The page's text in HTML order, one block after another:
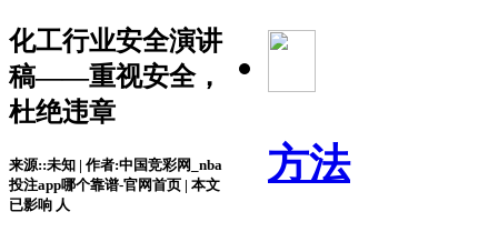
方法
化工行业安全演讲
稿——重视安全，
杜绝违章
来源::未知 | 作者:中国竞彩网_nba
投注app哪个靠谱-官网首页 | 本文
已影响 人